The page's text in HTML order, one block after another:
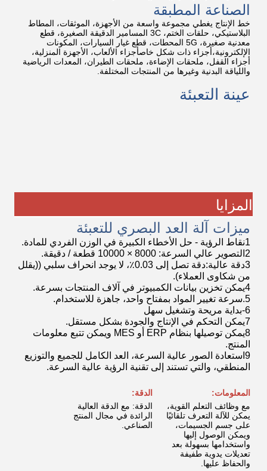
الصناعة المطبقة
خط الإنتاج يغطي مجموعة واسعة من الأجهزة، الموثقات، المطاط
البلاستيكي، حلقات الختم، 3C المسامير الدقيقة الصغيرة، قطع
معدنية صغيرة، 5G المحطات، قطع غيار السيارات، المكونات
الإلكترونية،أجزاء ذات شكل خاصأجزاء الألعاب، الأجهزة المنزلية،
أجزاء القفل، ملحقات الإضاءة، ملحقات الطيران، المعدات الرياضية
واللياقة البدنية وغيرها من المنتجات المختلفة.
عينة التعبئة
المزايا
ميزات آلة العد البصري للتعبئة
1نقاط الرؤية - حل الأخطاء الكبيرة في الوزن الفردي للمادة.
2التصوير عالي السرعة: 8000 × 10000 قطعة / دقيقة.
3دقة عالية:دقة تصل إلى 0.03٪، لا يوجد انحراف سلبي ((يقلل
من شكاوى العملاء).
4يمكن تخزين بيانات الكمبيوتر في آلاف المنتجات بسرعة.
5.سرعة تغيير المواد بمفتاح واحد، جاهزة للاستخدام.
6-بداية مريحة وتشغيل سهل
7يمكن التحكم في الإنتاج والجودة بشكل مستقل.
8يمكن توصيلها بنظام ERP أو MES ويمكن تتبع معلومات
المنتج.
9استعادة الصور عالية السرعة، العد الكامل للجميع والتوزيع
المنطقي، والتي تستند إلى تقنية الرؤية عالية السرعة.
المعلومات:
مع وظائف التعلم القوية،
يمكن للآلة التعرف تلقائيًا
على جسم الجسيمات،
ويمكن الوصول إليها
واستخدامها بسهولة بعد
تعديلات يدوية طفيفة
والحفاظ عليها.
الدقة:
الدقة: مع الدقة العالية
الرائدة في مجال المنتج
الصناعي.